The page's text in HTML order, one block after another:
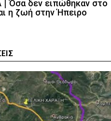
Όσα δεν ειπώθηκαν στο
η ζωή στην Ήπειρο